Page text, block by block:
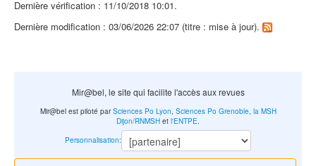
Dernière vérification : 11/10/2018 10:01.
Dernière modification : 03/06/2026 22:07 (titre : mise à jour).
Mir@bel, le site qui facilite l'accès aux revues
Mir@bel est piloté parSciences Po Lyon, Sciences Po Grenoble, la MSH
Dijon/RNMSH et l'ENTPE.
Personnalisation: